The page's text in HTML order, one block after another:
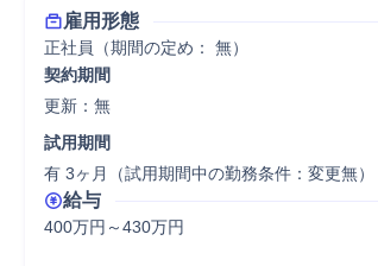
雇用形態
正社員（期間の定め： 無）
契約期間
更新：無
試用期間
有 3ヶ月（試用期間中の勤務条件：変更無）
給与
400万円～430万円